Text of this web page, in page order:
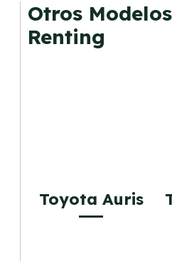
Otros
Renting
Toyota Auris